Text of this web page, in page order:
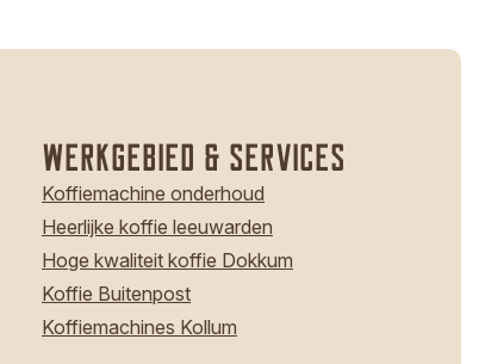
Werkgebied & Services
Koffiemachine onderhoud
Heerlijke koffie leeuwarden
Hoge kwaliteit koffie Dokkum
Koffie Buitenpost
Koffiemachines Kollum